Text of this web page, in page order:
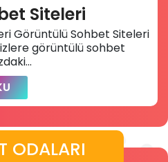
Siteleri
Görüntülü Sohbet Siteleri
görüntülü sohbet
ODALARI